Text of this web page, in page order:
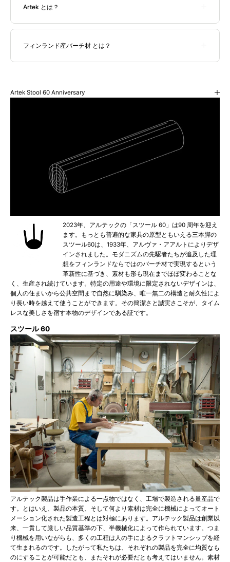
Artek とは？
Artek（アルテック）は、1935年にフィンランドで創設された、モ
ザインの礎を築いた存在であり、創業者のアルヴァ・アールト
る技術「Lレッグ構造」は、今も多くの家具に採用されています。
（Aino Aalto）、マイレ・グリクセン（Maire Gullichsen） 、ニル
ス＝グスタフ・ハール（Nils-Gustav Hahl）
フィンランド産バーチ材 とは？
ものとなっています。フィンランド産木材は、北欧の土に含まれ
プロダクトは、こうした木々の中からおよそ樹齢80年のものを使
Artek Stool 60 Anniversary
2023年、アルテックの「スツール 60」は90 周年を迎え
ます。もっとも普遍的な家具の原型ともいえる三本脚の
スツール60は、1933年、アルヴァ・アアルトによりデザ
インされました。モダニズムの先駆者たちが追及した理
想をフィンランドならではのバーチ材で実現するという
革新性に基づき、素材も形も現在までほぼ変わることな
く、生産され続けています。特定の用途や環境に限定されないデザインは、
個人の住まいから公共空間まで自然に馴染み、唯一無二の構造と耐久性によ
り長い時を越えて使うことができます。その簡潔さと誠実さこそが、タイム
レスな美しさを宿す本物のデザインである証です。
スツール 60
アルテック製品は手作業による一点物ではなく、工場で製造される量産品で
す。とはいえ、製品の本質、そして何より素材は完全に機械によってオート
メーション化された製造工程とは対極にあります。アルテック製品は創業以
来、一貫して厳しい品質基準の下、半機械化によって作られています。つま
り機械を用いながらも、多くの工程は人の手によるクラフトマンシップを経
て生まれるのです。したがって私たちは、それぞれの製品を完全に均質なも
のにすることが可能だとも、またそれが必要だとも考えてはいません。素材